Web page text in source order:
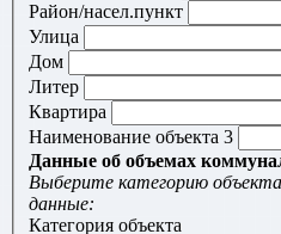
Район/насел.пункт
Улица
Дом
Литер
Квартира
Наименование объекта 3
Данные об объемах
Выберите категорию
данные:
Категория объекта